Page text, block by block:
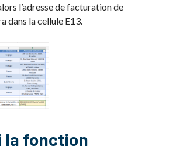
l’adresse de facturation de
dans la cellule E13.
la fonction